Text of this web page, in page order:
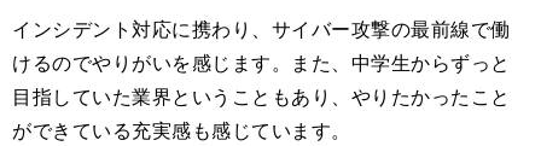
インシデント対応に携わり、サイバー攻撃の最前線で働
けるのでやりがいを感じます。また、中学生からずっと
目指していた業界ということもあり、やりたかったこと
ができている充実感も感じています。